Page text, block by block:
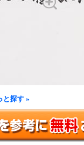
と探す »